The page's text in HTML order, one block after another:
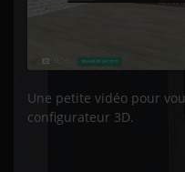
Une petite vidéo pour
configurateur 3D.